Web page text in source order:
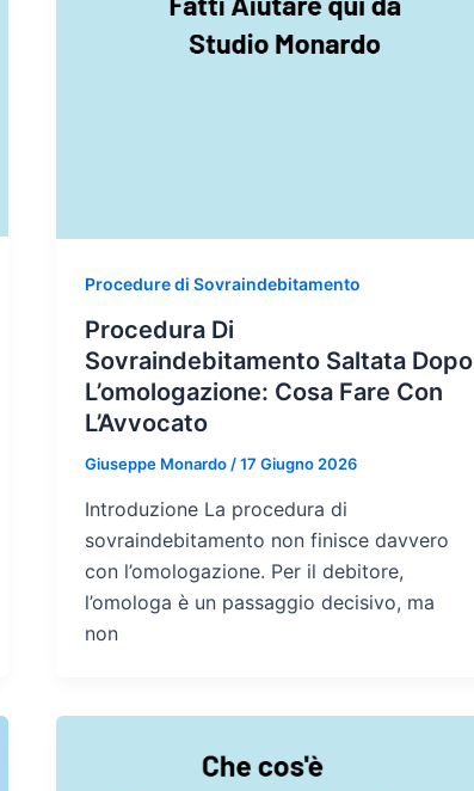
Procedure di Sovraindebitamento
Procedura Di
Sovraindebitamento Saltata Dopo
L’omologazione: Cosa Fare Con
L’Avvocato
Giuseppe Monardo /17 Giugno 2026
Introduzione La procedura di
sovraindebitamento non finisce davvero
con l’omologazione. Per il debitore,
l’omologa è un passaggio decisivo, ma
non